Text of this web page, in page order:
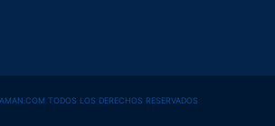
TODOS LOS DERECHOS RESERVADOS